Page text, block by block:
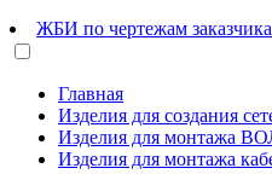
ЖБИ по чертежам заказчика
Главная
Изделия для создания
Изделия для монтажа
Изделия для монтажа